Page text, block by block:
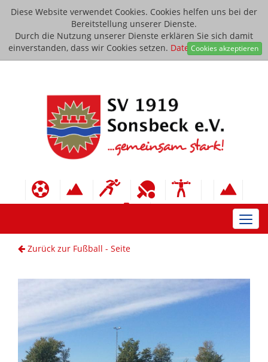
Diese Website verwendet Cookies. Cookies helfen uns bei der
Bereitstellung unserer Dienste.
Durch die Nutzung unserer Dienste erklären Sie sich damit
einverstanden, dass wir Cookies setzen. Datenschutzerklärung
Cookies akzeptieren
Zurück zur Fußball - Seite